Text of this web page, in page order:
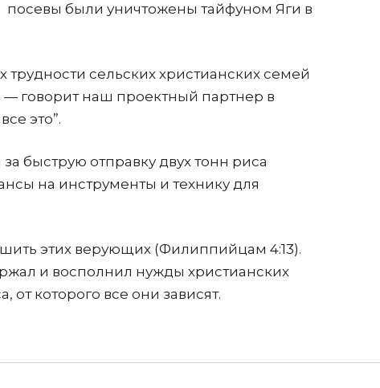
посевы были уничтожены тайфуном Яги в
сельских христианских семей
говорит наш проектный партнер в
это”.
быструю отправку двух тонн риса
на инструменты и технику для
этих верующих (Филиппийцам 4:13).
и восполнил нужды христианских
которого все они зависят.